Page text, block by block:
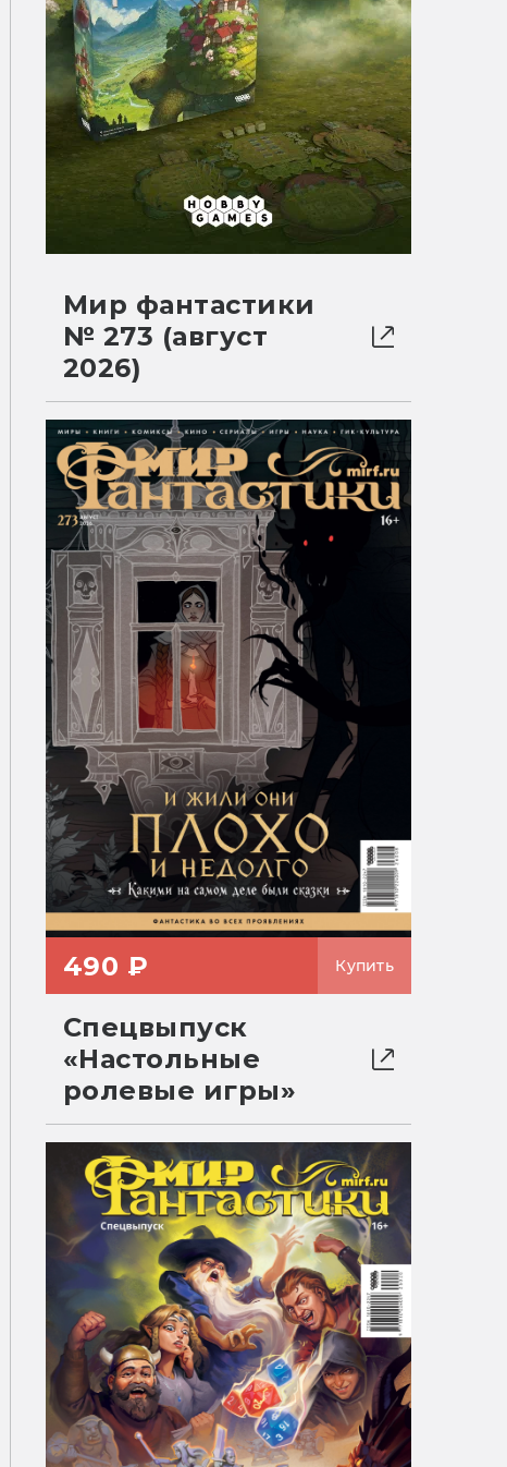
Мир фантастики
№ 273 (август
2026)
490 ₽ Купить
Спецвыпуск
«Настольные
ролевые игры»